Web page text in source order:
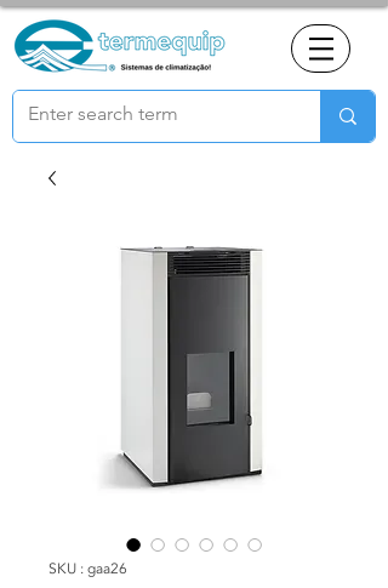
SKU : gaa26